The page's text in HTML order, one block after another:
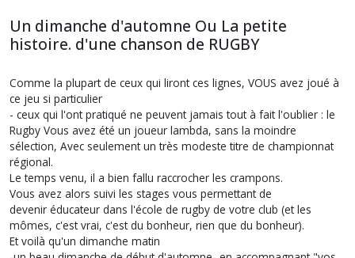
Un dimanche d'automne Ou La petite
histoire. d'une chanson de RUGBY
Comme la plupart de ceux qui liront ces lignes, VOUS avez joué à
ce jeu si particulier
- ceux qui l'ont pratiqué ne peuvent jamais tout à fait l'oublier : le
Rugby Vous avez été un joueur lambda, sans la moindre
sélection, Avec seulement un très modeste titre de championnat
régional.
Le temps venu, il a bien fallu raccrocher les crampons.
Vous avez alors suivi les stages vous permettant de
devenir éducateur dans l'école de rugby de votre club (et les
mômes, c'est vrai, c'est du bonheur, rien que du bonheur).
Et voilà qu'un dimanche matin